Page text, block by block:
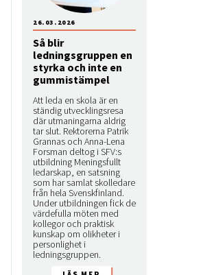
Så blir
ledningsgruppen en
styrka och inte en
gummistämpel
Att leda en skola är en
ständig utvecklingsresa
där utmaningarna aldrig
tar slut. Rektorerna Patrik
Grannas och Anna-Lena
Forsman deltog i SFV:s
utbildning Meningsfullt
ledarskap, en satsning
som har samlat skolledare
från hela Svenskfinland.
Under utbildningen fick de
värdefulla möten med
kollegor och praktisk
kunskap om olikheter i
personlighet i
ledningsgruppen.
26.03.2026